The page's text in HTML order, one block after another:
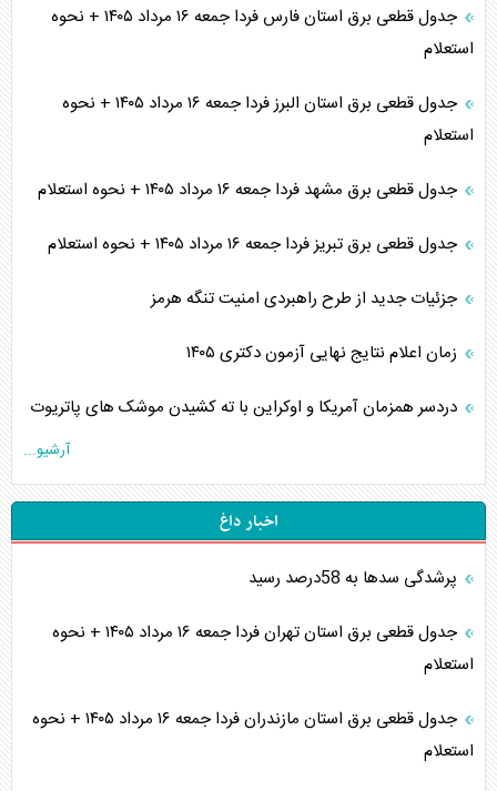
جدول قطعی برق استان فارس فردا جمعه ۱۶ مرداد ۱۴۰۵ + نحوه
استعلام
جدول قطعی برق استان البرز فردا جمعه ۱۶ مرداد ۱۴۰۵ + نحوه
استعلام
جدول قطعی برق مشهد فردا جمعه ۱۶ مرداد ۱۴۰۵ + نحوه استعلام
جدول قطعی برق تبریز فردا جمعه ۱۶ مرداد ۱۴۰۵ + نحوه استعلام
جزئیات جدید از طرح راهبردی امنیت تنگه هرمز
زمان اعلام نتایج نهایی آزمون دکتری ۱۴۰۵
دردسر همزمان آمریکا و اوکراین با ته کشیدن موشک های پاتریوت
آرشیو...
اخبار داغ
پرشدگی سدها به 58درصد رسید
جدول قطعی برق استان تهران فردا جمعه ۱۶ مرداد ۱۴۰۵ + نحوه
استعلام
جدول قطعی برق استان مازندران فردا جمعه ۱۶ مرداد ۱۴۰۵ + نحوه
استعلام